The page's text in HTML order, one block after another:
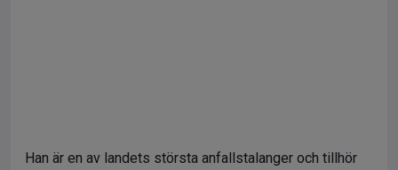
Han är en av landets största anfallstalanger och tillhör